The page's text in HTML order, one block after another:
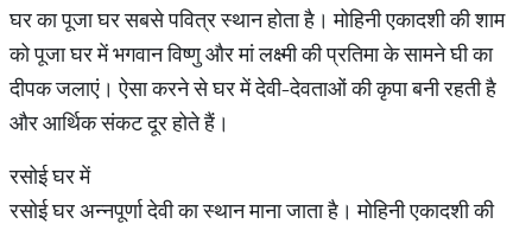
घर का पूजा घर सबसे पवित्र स्थान होता है। मोहिनी एकादशी की शाम
को पूजा घर में भगवान विष्णु और मां लक्ष्मी की प्रतिमा के सामने घी का
दीपक जलाएं। ऐसा करने से घर में देवी-देवताओं की कृपा बनी रहती है
और आर्थिक संकट दूर होते हैं।
रसोई घर में
रसोई घर अन्नपूर्णा देवी का स्थान माना जाता है। मोहिनी एकादशी की